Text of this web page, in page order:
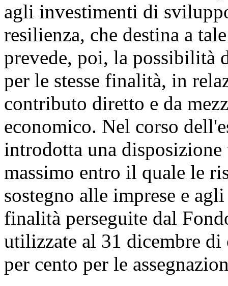
agli investimenti di
resilienza, che destina a
prevede, poi, la possibilità
per le stesse finalità, in
contributo diretto e da
economico. Nel corso
introdotta una
massimo entro il quale le
sostegno alle imprese e
finalità perseguite dal
utilizzate al 31 dicembre
per cento per le